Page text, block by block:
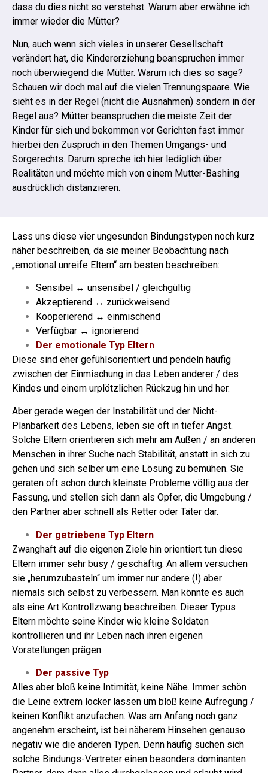
dass du dies nicht so verstehst. Warum aber erwähne ich
immer wieder die Mütter?
Nun, auch wenn sich vieles in unserer Gesellschaft
verändert hat, die Kindererziehung beanspruchen immer
noch überwiegend die Mütter. Warum ich dies so sage?
Schauen wir doch mal auf die vielen Trennungspaare. Wie
sieht es in der Regel (nicht die Ausnahmen) sondern in der
Regel aus? Mütter beanspruchen die meiste Zeit der
Kinder für sich und bekommen vor Gerichten fast immer
hierbei den Zuspruch in den Themen Umgangs- und
Sorgerechts. Darum spreche ich hier lediglich über
Realitäten und möchte mich von einem Mutter-Bashing
ausdrücklich distanzieren.
Lass uns diese vier ungesunden Bindungstypen noch kurz
näher beschreiben, da sie meiner Beobachtung nach
„emotional unreife Eltern“ am besten beschreiben:
Sensibel ↔ unsensibel / gleichgültig
Akzeptierend ↔ zurückweisend
Kooperierend ↔ einmischend
Verfügbar ↔ ignorierend
Der emotionale Typ Eltern
Diese sind eher gefühlsorientiert und pendeln häufig
zwischen der Einmischung in das Leben anderer / des
Kindes und einem urplötzlichen Rückzug hin und her.
Aber gerade wegen der Instabilität und der Nicht-
Planbarkeit des Lebens, leben sie oft in tiefer Angst.
Solche Eltern orientieren sich mehr am Außen / an anderen
Menschen in ihrer Suche nach Stabilität, anstatt in sich zu
gehen und sich selber um eine Lösung zu bemühen. Sie
geraten oft schon durch kleinste Probleme völlig aus der
Fassung, und stellen sich dann als Opfer, die Umgebung /
den Partner aber schnell als Retter oder Täter dar.
Der getriebene Typ Eltern
Zwanghaft auf die eigenen Ziele hin orientiert tun diese
Eltern immer sehr busy / geschäftig. An allem versuchen
sie „herumzubasteln“ um immer nur andere (!) aber
niemals sich selbst zu verbessern. Man könnte es auch
als eine Art Kontrollzwang beschreiben. Dieser Typus
Eltern möchte seine Kinder wie kleine Soldaten
kontrollieren und ihr Leben nach ihren eigenen
Vorstellungen prägen.
Der passive Typ
Alles aber bloß keine Intimität, keine Nähe. Immer schön
die Leine extrem locker lassen um bloß keine Aufregung /
keinen Konflikt anzufachen. Was am Anfang noch ganz
angenehm erscheint, ist bei näherem Hinsehen genauso
negativ wie die anderen Typen. Denn häufig suchen sich
solche Bindungs-Vertreter einen besonders dominanten